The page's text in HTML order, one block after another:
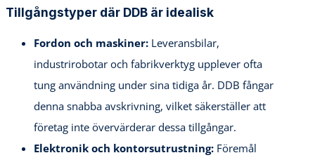
Tillgångstyper där DDB är idealisk
Fordon och maskiner: Leveransbilar,
industrirobotar och fabrikverktyg upplever ofta
tung användning under sina tidiga år. DDB fångar
denna snabba avskrivning, vilket säkerställer att
företag inte övervärderar dessa tillgångar.
Elektronik och kontorsutrustning: Föremål